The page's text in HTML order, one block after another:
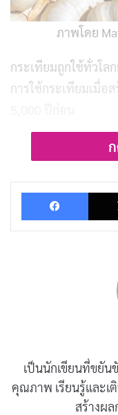
ภาพโดย
กระเทียมถูกใช้ทั่วโ
การใช้กระเทียมเมื่อ
Richard S. Rivlin เขี
ก่อนคริสตกาล) ซึ่งรู้
ตะวันตก” ฮิปโปเคร
กระเทียมในการรักษ
อาหารไม่ดี และ ควา
ผู้เชี่ยวชาญที่ Kew
ทางพฤกษศาสตร์ขอ
คิดว่ามันเป็นยาโป๊ (
ชนชั้นสูงหลีกเลี่ยงก
ฉุน ในขณะที่พระภิก
เป็นนักเขียนที่ขยั
คุณภาพ เรียนรู้และเ
สร้างผ